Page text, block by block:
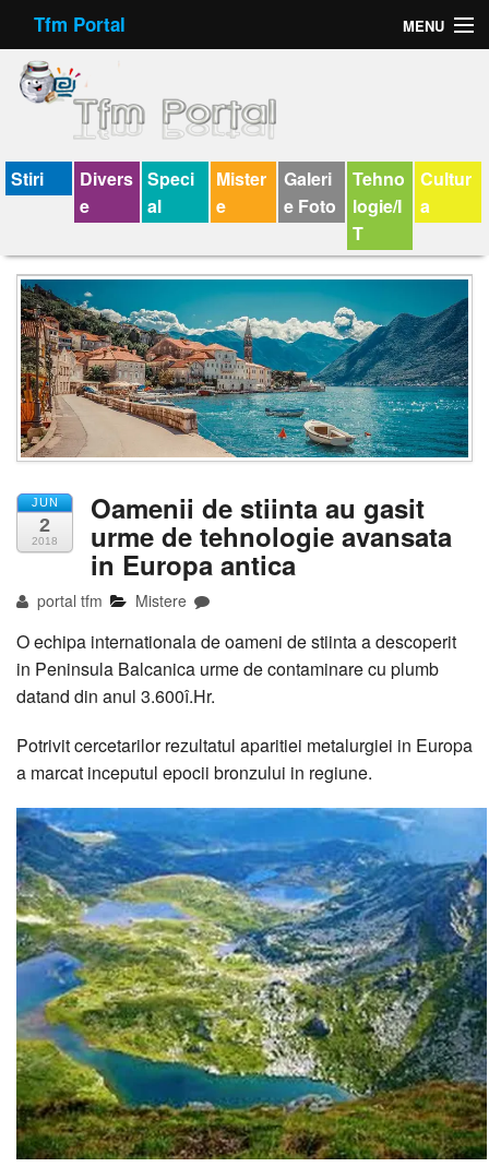
Tfm Portal MENU
Forum
Felicitari animate
Virtual Cards
Jocuri
Horoscop
Wallpaper
V-chat
Stiri
Divers
e
Speci
al
Mister
e
Galeri
e Foto
Tehno
logie/I
T
Cultur
a
JUN
2
2018
Oamenii de stiinta au gasit
urme de tehnologie avansata
in Europa antica
portal tfm Mistere
O echipa internationala de oameni de stiinta a descoperit
in Peninsula Balcanica urme de contaminare cu plumb
datand din anul 3.600î.Hr.
Potrivit cercetarilor rezultatul aparitiei metalurgiei in Europa
a marcat inceputul epocii bronzului in regiune.